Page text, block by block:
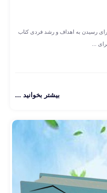
رسیدن به اهداف و رشد فردی کتاب
...
بیشتر بخوانید ...